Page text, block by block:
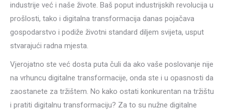
industrije već i naše živote. Baš poput industrijskih revolucija u
prošlosti, tako i digitalna transformacija danas pojačava
gospodarstvo i podiže životni standard diljem svijeta, usput
stvarajući radna mjesta.
Vjerojatno ste već dosta puta čuli da ako vaše poslovanje nije
na vrhuncu digitalne transformacije, onda ste i u opasnosti da
zaostanete za tržištem. No kako ostati konkurentan na tržištu
i pratiti digitalnu transformaciju? Za to su nužne digitalne